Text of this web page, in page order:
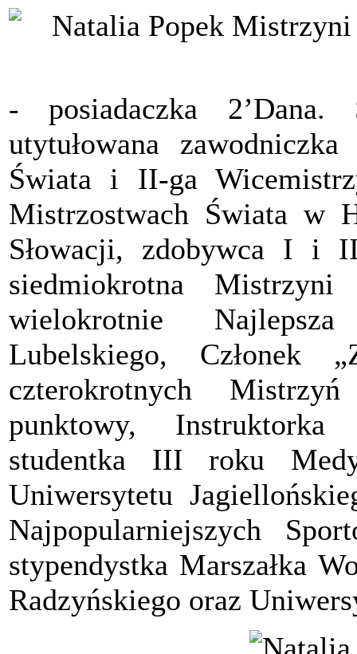
- posiadaczka
utytułowana
Świata i II-ga
Mistrzostwach Świata w
Słowacji, zdobywca I i
siedmiokrotna
wielokrotnie
Lubelskiego, Członek
czterokrotnych
punktowy,
studentka III roku
Uniwersytetu
Najpopularniejszych
stypendystka Marszałka
Radzyńskiego oraz